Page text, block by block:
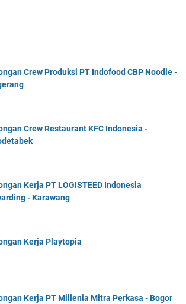
Crew Produksi PT Indofood CBP Noodle -
Crew Restaurant KFC Indonesia -
Kerja PT LOGISTEED Indonesia
- Karawang
Kerja Playtopia
Kerja PT Millenia Mitra Perkasa - Bogor